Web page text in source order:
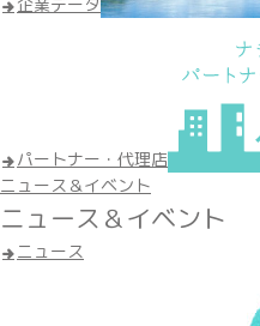
パートナー・代理店
ニュース＆イベント
ニュース＆イベント
ニュース